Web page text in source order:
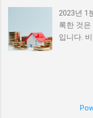
러한 변화의 배경에 존재
많은 민간 채무가 해결
통해 재정적 어려움을
줄 것이라 믿습니다. 비영
영리법인의 채권매입
결에 기여할 수 있는 기
하고 디지
하고자
가 성공적
은 전방
에 힘썼
2023년 1
록한 것
입니다.
니다. 이
을 주었